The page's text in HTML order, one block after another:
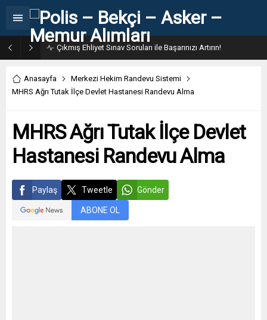
Anasayfa
Merkezi Hekim Randevu Sistemi
MHRS Ağrı Tutak İlçe Devlet Hastanesi Randevu Alma
MHRS Ağrı Tutak İlçe Devlet
Hastanesi Randevu Alma
Paylaş Tweetle Gönder
ABONE OL